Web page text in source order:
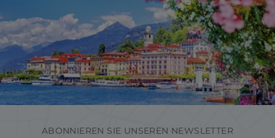
ABONNIEREN SIE UNSEREN NEWSLETTER